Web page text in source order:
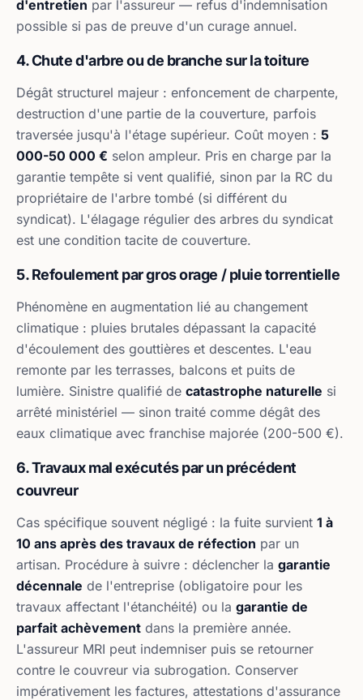
d'entretien par l'assureur — refus d'indemnisation
possible si pas de preuve d'un curage annuel.
4. Chute d'arbre ou de branche sur la toiture
Dégât structurel majeur : enfoncement de charpente,
destruction d'une partie de la couverture, parfois
traversée jusqu'à l'étage supérieur. Coût moyen : 5
000-50 000 € selon ampleur. Pris en charge par la
garantie tempête si vent qualifié, sinon par la RC du
propriétaire de l'arbre tombé (si différent du
syndicat). L'élagage régulier des arbres du syndicat
est une condition tacite de couverture.
5. Refoulement par gros orage / pluie torrentielle
Phénomène en augmentation lié au changement
climatique : pluies brutales dépassant la capacité
d'écoulement des gouttières et descentes. L'eau
remonte par les terrasses, balcons et puits de
lumière. Sinistre qualifié de catastrophe naturelle si
arrêté ministériel — sinon traité comme dégât des
eaux climatique avec franchise majorée (200-500 €).
6. Travaux mal exécutés par un précédent
couvreur
Cas spécifique souvent négligé : la fuite survient 1 à
10 ans après des travaux de réfection par un
artisan. Procédure à suivre : déclencher la garantie
décennale de l'entreprise (obligatoire pour les
travaux affectant l'étanchéité) ou la garantie de
parfait achèvement dans la première année.
L'assureur MRI peut indemniser puis se retourner
contre le couvreur via subrogation. Conserver
impérativement les factures, attestations d'assurance